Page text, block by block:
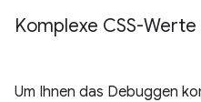
Komplexe CSS-
Um Ihnen das Debuggen